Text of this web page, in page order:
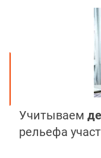
Учитываем
рельефа